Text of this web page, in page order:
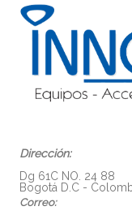
Dirección:
Dg 61C NO. 24 88
Bogotá D.C -
Correo: